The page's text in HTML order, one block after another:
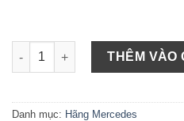
giá
Mercedes C300 AMG sản xuất
THÊM VÀO
Danh mục: Hãng Mercedes